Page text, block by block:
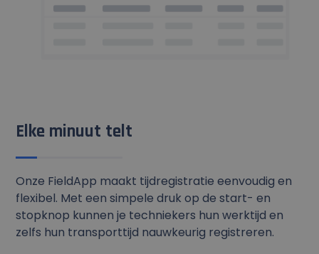
Elke minuut telt
Onze FieldApp maakt tijdregistratie eenvoudig en
flexibel. Met een simpele druk op de start- en
stopknop kunnen je techniekers hun werktijd en
zelfs hun transporttijd nauwkeurig registreren.